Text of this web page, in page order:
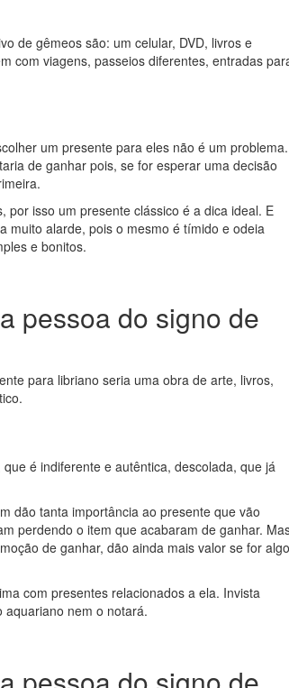
de gêmeos são: um celular, DVD, livros e
com viagens, passeios diferentes, entradas
um presente para eles não é um problema.
de ganhar pois, se for esperar uma decisão
por isso um presente clássico é a dica ideal. E
muito alarde, pois o mesmo é tímido e odeia
e bonitos.
pessoa do signo de
para libriano seria uma obra de arte, livros,
é indiferente e autêntica, descolada, que já
dão tanta importância ao presente que vão
perdendo o item que acabaram de ganhar.
de ganhar, dão ainda mais valor se for algo
com presentes relacionados a ela. Invista
aquariano nem o notará.